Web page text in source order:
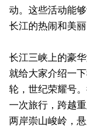
动。这些活动能
长江的热闹和美
长江三峡上的豪
就给大家介绍一
轮，世纪荣耀号
一次旅行，跨越
两岸崇山峻岭，